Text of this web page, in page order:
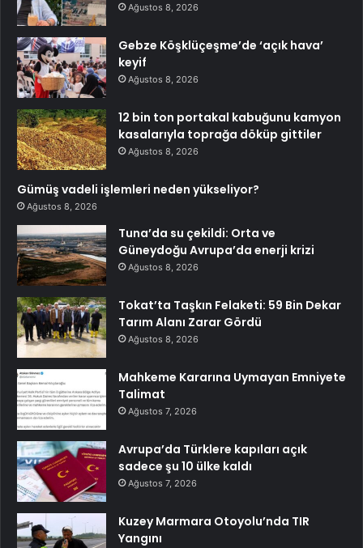
Ağustos 8, 2026
Gebze Köşklüçeşme’de ‘açık hava’
keyif
Ağustos 8, 2026
12 bin ton portakal kabuğunu kamyon
kasalarıyla toprağa döküp gittiler
Ağustos 8, 2026
Gümüş vadeli işlemleri neden yükseliyor?
Ağustos 8, 2026
Tuna’da su çekildi: Orta ve
Güneydoğu Avrupa’da enerji krizi
Ağustos 8, 2026
Tokat’ta Taşkın Felaketi: 59 Bin Dekar
Tarım Alanı Zarar Gördü
Ağustos 8, 2026
Mahkeme Kararına Uymayan Emniyete
Talimat
Ağustos 7, 2026
Avrupa’da Türklere kapıları açık
sadece şu 10 ülke kaldı
Ağustos 7, 2026
Kuzey Marmara Otoyolu’nda TIR
Yangını